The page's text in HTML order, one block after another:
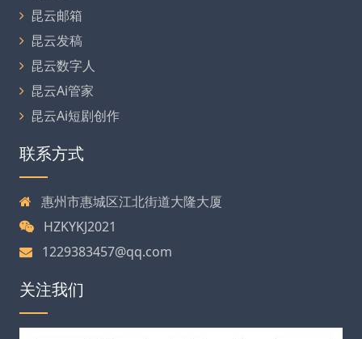
昆云邮箱
昆云发稿
昆云数字人
昆云Ai管家
昆云Ai短剧创作
联系方式
惠州市惠城区江北街道大隆大厦
HZKYKJ2021
1229383457@qq.com
关注我们